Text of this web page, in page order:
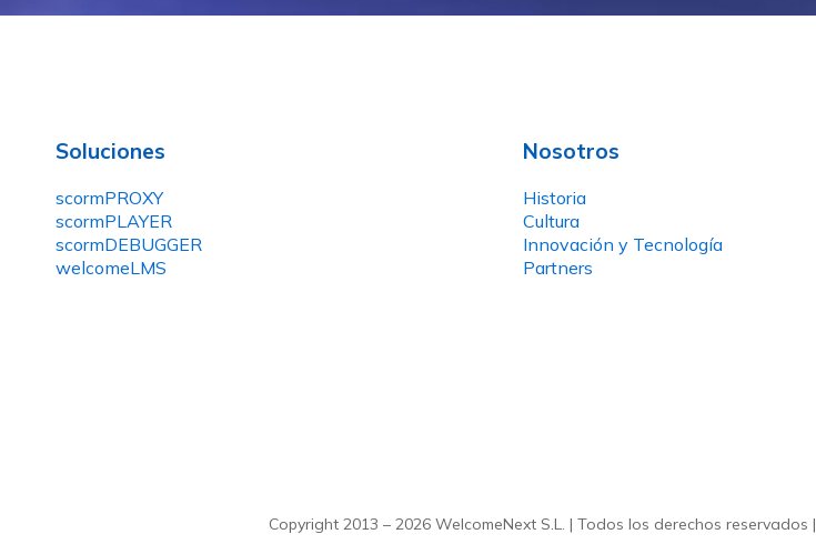
Soluciones
scormPROXY
scormPLAYER
scormDEBUGGER
welcomeLMS
Nosotros
Historia
Cultura
Innovación y Tecnología
Partners
Copyright 2013 – 2026 WelcomeNext S.L. | Todos los derechos reservados |